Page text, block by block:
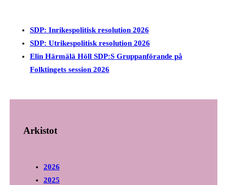
SDP: Inrikespolitisk resolution 2026
SDP: Utrikespolitisk resolution 2026
Elin Härmälä Höll SDP:S Gruppanförande på
Folktingets session 2026
Arkistot
2026
2025